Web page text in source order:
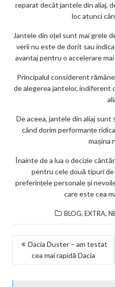
reparat decât jantele din aliaj,
loc atunci
Jantele din oțel sunt mai grele
verii nu este de dorit sau
avantaj pentru o accelerare
Principalul considerent
de alegerea jantelor, indiferent
De aceea, jantele din aliaj
când dorim performanțe
mașina
Înainte de a lua o decizie
pentru cele două tipuri
preferințele personale și
care este cea
BLOG, EXTRA,
NAVIGARE
Dacia Duster – am testat
cea mai rapidă Dacia